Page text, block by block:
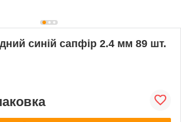
синій сапфір 2.4 мм 89 шт.